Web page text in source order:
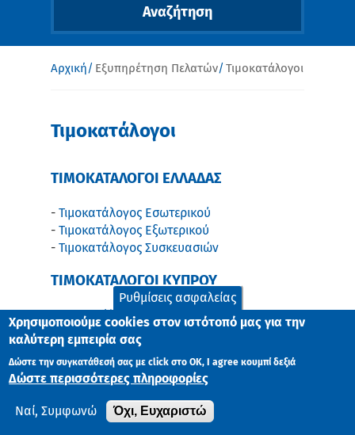
Είστε εδώ
Αρχική Εξυπηρέτηση Πελατών Τιμοκατάλογοι
Τιμοκατάλογοι
ΤΙΜΟΚΑΤΑΛΟΓΟΙ ΕΛΛΑΔΑΣ
- Τιμοκατάλογος Εσωτερικού
- Τιμοκατάλογος Εξωτερικού
- Τιμοκατάλογος Συσκευασιών
ΤΙΜΟΚΑΤΑΛΟΓΟΙ ΚΥΠΡΟΥ
Τιμοκατάλογος Εσωτερικού
Τιμοκατάλογος Εξωτερικού
ΤΙΜΟΚΑΤΑΛΟΓΟΙ ΒΟΥΛΓΑΡΙΑΣ
Τιμοκατάλογος Εσωτερικού σε Ευρώ
Ρυθμίσεις ασφαλείας
Χρησιμοποιούμε cookies στον ιστότοπό μας για την
καλύτερη εμπειρία σας
Δώστε την συγκατάθεσή σας με click στο ΟK, I agree κουμπί δεξιά
Δώστε περισσότερες πληροφορίες
Ναί, Συμφωνώ Όχι, Ευχαριστώ